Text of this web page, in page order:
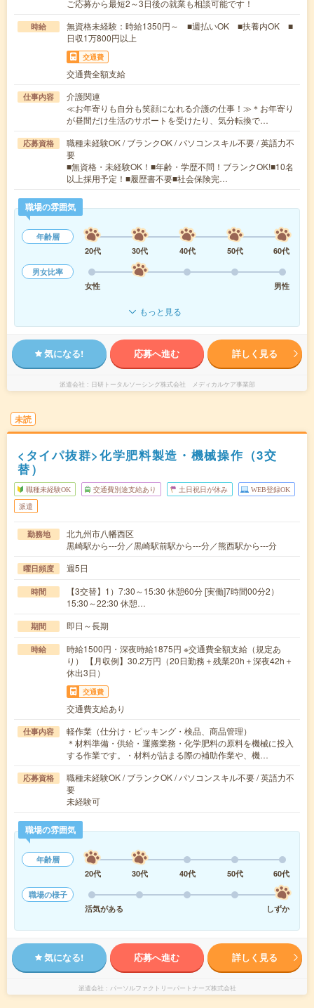
ご応募から最短2～3日後の就業も相談可能です！
時給
無資格未経験：時給1350円～ ■週払いOK ■扶養内OK ■
日収1万800円以上
交通費
交通費全額支給
仕事内容
介護関連
≪お年寄りも自分も笑顔になれる介護の仕事！≫＊お年寄り
が昼間だけ生活のサポートを受けたり、気分転換で…
応募資格
職種未経験OK / ブランクOK / パソコンスキル不要 / 英語力不
要
■無資格・未経験OK！■年齢・学歴不問！ブランクOK!■10名
以上採用予定！■履歴書不要■社会保険完…
職場の雰囲気
年齢層
20代
30代 40代 50代
60代
男女比率
女性
男性
もっと見る
気になる! 応募へ進む 詳しく見る
派遣会社 日研トータルソーシング株式会社 メディカルケア事業部
未読
<タイパ抜群>化学肥料製造・機械操作（3交
替）
職種未経験OK 交通費別途支給あり 土日祝日が休み WEB登録OK
派遣
勤務地
北九州市八幡西区
黒崎駅から---分／黒崎駅前駅から---分／熊西駅から---分
曜日頻度 週5日
時間
【3交替】1）7:30～15:30 休憩60分 [実働]7時間00分2）
15:30～22:30 休憩…
期間 即日～長期
時給
時給1500円・深夜時給1875円 ※交通費全額支給（規定あ
り） 【月収例】30.2万円（20日勤務＋残業20h＋深夜42h＋
休出3日）
交通費
交通費支給あり
仕事内容
軽作業（仕分け・ピッキング・検品、商品管理）
＊材料準備・供給・運搬業務・化学肥料の原料を機械に投入
する作業です。・材料が詰まる際の補助作業や、機…
応募資格
職種未経験OK / ブランクOK / パソコンスキル不要 / 英語力不
要
未経験可
職場の雰囲気
年齢層
20代
30代 40代 50代
60代
職場の様子
活気がある
しずか
気になる! 応募へ進む 詳しく見る
派遣会社 パーソルファクトリーパートナーズ株式会社